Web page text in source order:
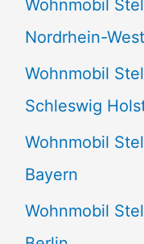
n
a
c
h
:
Wohnmobil
Nordrhein-
Wohnmobil
Schleswig
Wohnmobil
Bayern
Wohnmobil